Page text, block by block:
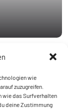
wie
zuzugreifen.
wie das Surfverhalten
deine Zustimmung